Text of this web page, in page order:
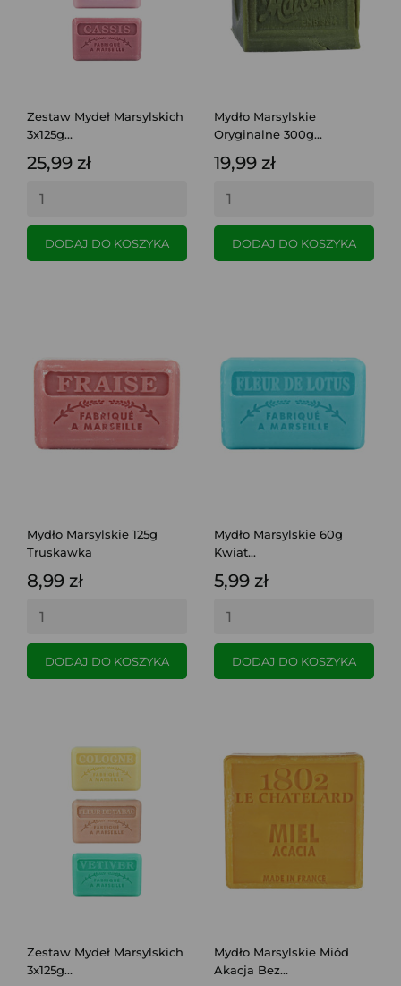
Zestaw Mydeł Marsylskich
3x125g...
25,99 zł
DODAJ DO KOSZYKA
Mydło Marsylskie
Oryginalne 300g...
19,99 zł
DODAJ DO KOSZYKA
Mydło Marsylskie 125g
Truskawka
8,99 zł
DODAJ DO KOSZYKA
Mydło Marsylskie 60g
Kwiat...
5,99 zł
DODAJ DO KOSZYKA
Zestaw Mydeł Marsylskich
3x125g...
Mydło Marsylskie Miód
Akacja Bez...